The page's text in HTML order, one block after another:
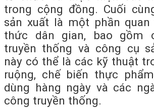
trong cộng đồng. Cuối
sản xuất là một phần
thức dân gian, bao gồm
truyền thống và công cụ
này có thể là các kỹ thuật
ruộng, chế biến thực
dùng hàng ngày và các
công truyền thống.